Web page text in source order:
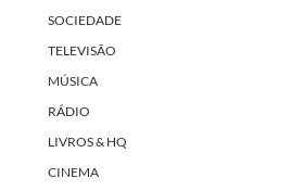
SOCIEDADE
TELEVISÃO
MÚSICA
RÁDIO
LIVROS & HQ
CINEMA